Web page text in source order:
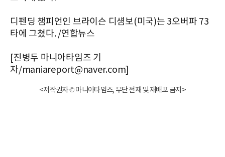
디펜딩 챔피언인 브라이슨 디섐보(미국)는 3오버파 73
타에 그쳤다. /연합뉴스
[진병두 마니아타임즈 기
자/maniareport@naver.com]
<저작권자 © 마니아타임즈, 무단 전재 및 재배포 금지>